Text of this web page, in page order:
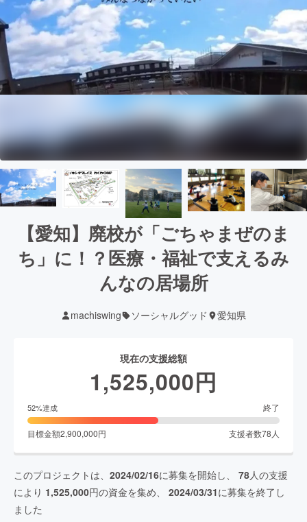
【愛知】廃校が「ごちゃまぜのま
ち」に！？医療・福祉で支えるみ
んなの居場所
machiswing ソーシャルグッド 愛知県
現在の支援総額
1,525,000円
52%達成 終了
目標金額2,900,000円 支援者数78 人
このプロジェクトは、 2024/02/16に募集を開始し、 78人の支援
により 1,525,000円の資金を集め、 2024/03/31に募集を終了し
ました